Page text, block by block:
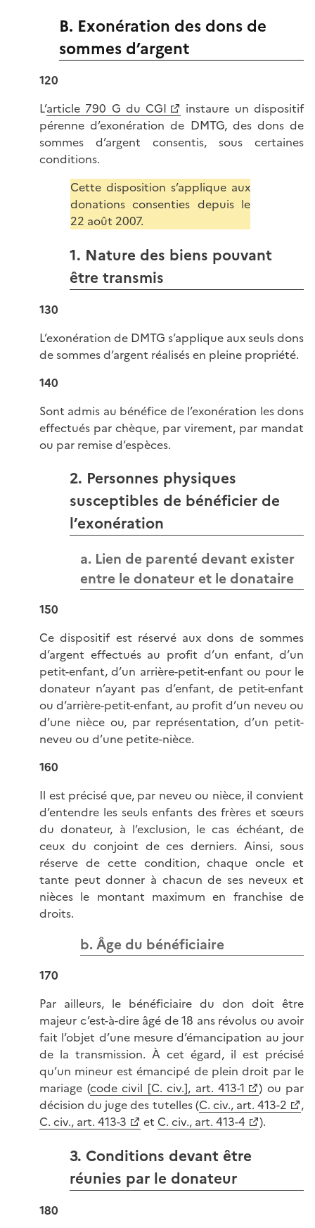
B. Exonération des dons de
sommes d’argent
120
L’article 790 G du CGI
instaure un dispositif
pérenne d’exonération de DMTG, des dons de
sommes d’argent consentis, sous certaines
conditions.
Cette disposition s’applique aux
donations consenties depuis le
22 août 2007.
1. Nature des biens pouvant
être transmis
130
L’exonération de DMTG s’applique aux seuls dons
de sommes d’argent réalisés en pleine propriété.
140
Sont admis au bénéfice de l’exonération les dons
effectués par chèque, par virement, par mandat
ou par remise d’espèces.
2. Personnes physiques
susceptibles de bénéficier de
l’exonération
a. Lien de parenté devant exister
entre le donateur et le donataire
150
Ce dispositif est réservé aux dons de sommes
d’argent effectués au profit d’un enfant, d’un
petit-enfant, d’un arrière-petit-enfant ou pour le
donateur n’ayant pas d’enfant, de petit-enfant
ou d’arrière-petit-enfant, au profit d’un neveu ou
d’une nièce ou, par représentation, d’un petit-
neveu ou d’une petite-nièce.
160
Il est précisé que, par neveu ou nièce, il convient
d’entendre les seuls enfants des frères et sœurs
du donateur, à l’exclusion, le cas échéant, de
ceux du conjoint de ces derniers. Ainsi, sous
réserve de cette condition, chaque oncle et
tante peut donner à chacun de ses neveux et
nièces le montant maximum en franchise de
droits.
b. Âge du bénéficiaire
170
Par ailleurs, le bénéficiaire du don doit être
majeur c’est-à-dire âgé de 18 ans révolus ou avoir
fait l’objet d’une mesure d’émancipation au jour
de la transmission. À cet égard, il est précisé
qu’un mineur est émancipé de plein droit par le
mariage (code civil [C. civ.], art. 413-1
) ou par
décision du juge des tutelles (C. civ., art. 413-2
,
C. civ., art. 413-3
et C. civ., art. 413-4 ).
3. Conditions devant être
réunies par le donateur
180